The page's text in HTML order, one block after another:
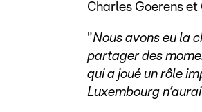
Charles Goerens
"Nous avons eu la
partager des
qui a joué un rôle
Luxembourg